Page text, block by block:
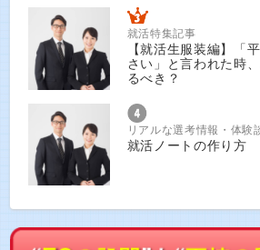
就活特集記事
【就活生服装編】「
さい」と言われた時
るべき？
リアルな選考情報・体験
就活ノートの作り方